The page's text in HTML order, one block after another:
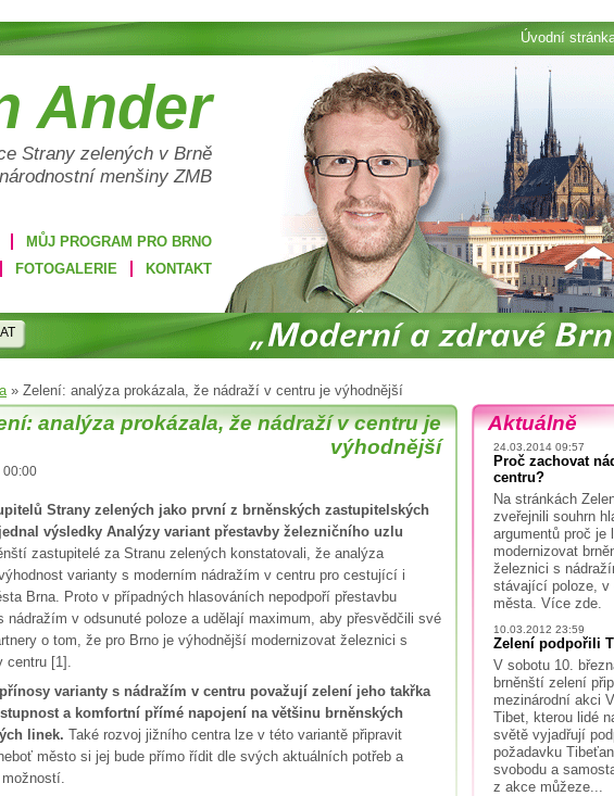
Ander
Strany zelených v Brně
menšiny ZMB
MŮJ PROGRAM PRO BRNO
KONTAKT
FOTOGALERIE
» Zelení: analýza prokázala, že nádraží v centru je výhodnější
analýza prokázala, že nádraží v centru je
výhodnější
00:00
Strany zelených jako první z brněnských zastupitelských
výsledky Analýzy variant přestavby železničního uzlu
zastupitelé za Stranu zelených konstatovali, že analýza
varianty s moderním nádražím v centru pro cestující i
Brna. Proto v případných hlasováních nepodpoří přestavbu
nádražím v odsunuté poloze a udělají maximum, aby přesvědčili své
o tom, že pro Brno je výhodnější modernizovat železnici s
centru [1].
varianty s nádražím v centru považují zelení jeho takřka
a komfortní přímé napojení na většinu brněnských
linek. Také rozvoj jižního centra lze v této variantě připravit
město si jej bude přímo řídit dle svých aktuálních potřeb a
Aktuálně
24.03.2014 09:57
Proč zachovat
centru?
Na stránkách
zveřejnili souhrn
argumentů proč je
modernizovat
železnici s
stávající poloze, v
města. Více zde.
10.03.2012 23:59
Zelení podpořili
V sobotu 10.
brněnští zelení
mezinárodní akci
Tibet, kterou lidé
světě vyjadřují
požadavku
svobodu a
z akce můžeze...
Úvodní